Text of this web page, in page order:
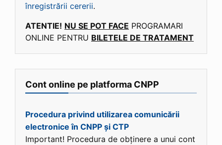
înregistrării cererii.
ATENTIE! NU SE POT FACE PROGRAMARI
ONLINE PENTRU BILETELE DE TRATAMENT
Cont online pe platforma CNPP
Procedura privind utilizarea comunicării
electronice în CNPP și CTP
Important! Procedura de obținere a unui cont